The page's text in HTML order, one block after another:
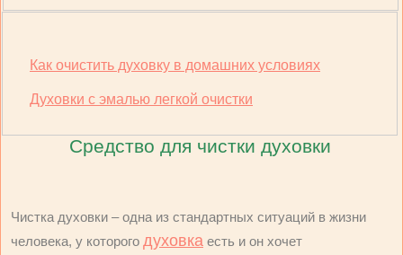
Как очистить духовку в домашних условиях
Духовки с эмалью легкой очистки
Средство для чистки духовки
Чистка духовки – одна из стандартных ситуаций в жизни
человека, у которого духовка есть и он хочет